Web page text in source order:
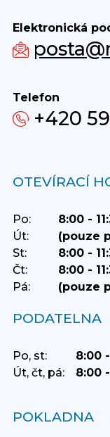
Elektronická
Telefon
+420
OTEVÍRACÍ
Po:
8:00 -
Út:
(pouze
St:
8:00 -
Čt:
8:00 -
Pá:
(pouze
PODATELNA
Po, st:
8:00
Út, čt, pá:
8:00
POKLADNA